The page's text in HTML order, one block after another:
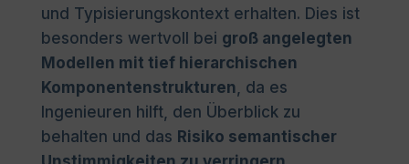
und Typisierungskontext erhalten. Dies ist
besonders wertvoll bei groß angelegten
Modellen mit tief hierarchischen
Komponentenstrukturen, da es
Ingenieuren hilft, den Überblick zu
behalten und das Risiko semantischer